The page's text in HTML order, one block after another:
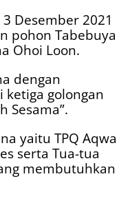
Desember 2021
pohon Tabebuya
Ohoi Loon.
dengan
golongan
Sesama”.
yaitu TPQ Aqwa
serta Tua-tua
membutuhkan